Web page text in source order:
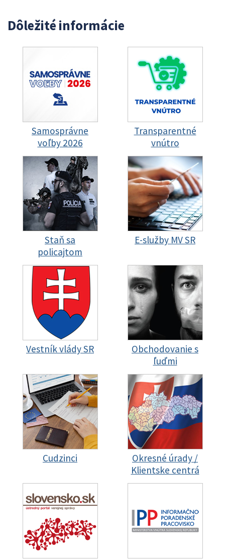
Dôležité informácie
Samosprávne
voľby 2026
Transparentné
vnútro
Staň sa
policajtom
E-služby MV SR
Vestník vlády SR
Obchodovanie s
ľuďmi
Cudzinci
Okresné úrady /
Klientske centrá